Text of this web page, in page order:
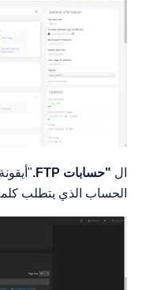
ال "حسابات FTP.
الحساب الذي يتطلب